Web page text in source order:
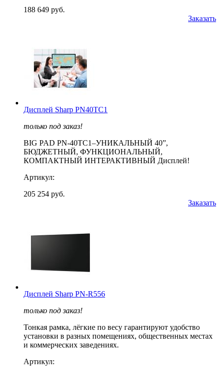
188 649 руб.
Заказать
Дисплей Sharp PN40TC1
только под заказ!
BIG PAD PN-40TC1–УНИКАЛЬНЫЙ 40”,
БЮДЖЕТНЫЙ, ФУНКЦИОНАЛЬНЫЙ,
КОМПАКТНЫЙ ИНТЕРАКТИВНЫЙ Дисплей!
Артикул:
205 254 руб.
Заказать
Дисплей Sharp PN-R556
только под заказ!
Тонкая рамка, лёгкие по весу гарантируют удобство
установки в разных помещениях, общественных местах
и коммерческих заведениях.
Артикул: